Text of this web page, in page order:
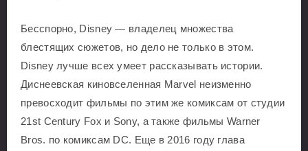
Бесспорно, Disney — владелец множества
блестящих сюжетов, но дело не только в этом.
Disney лучше всех умеет рассказывать истории.
Диснеевская киновселенная Marvel неизменно
превосходит фильмы по этим же комиксам от студии
21st Century Fox и Sony, а также фильмы Warner
Bros. по комиксам DC. Еще в 2016 году глава